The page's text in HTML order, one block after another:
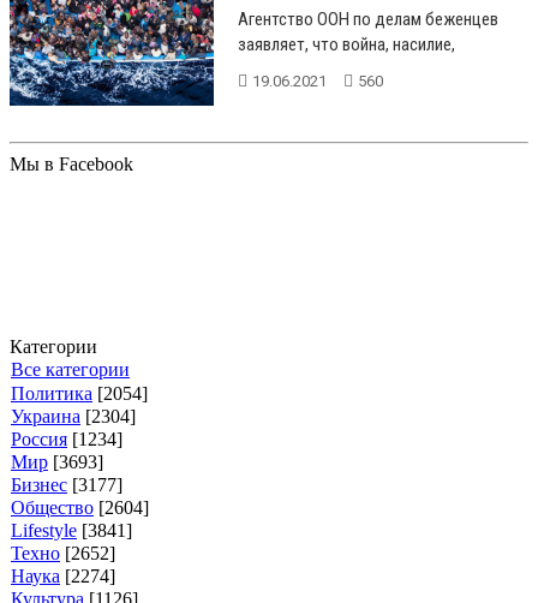
Агентство ООН по делам беженцев
заявляет, что война, насилие,
преследования и нарушения прав
19.06.2021 560
Мы в Facebook
Категории
Все категории
Политика [2054]
Украина [2304]
Россия [1234]
Мир [3693]
Бизнес [3177]
Общество [2604]
Lifestyle [3841]
Техно [2652]
Наука [2274]
Культура [1126]